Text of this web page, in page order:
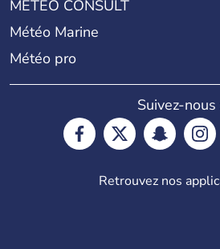
METEO CONSULT
Météo Marine
Météo pro
Suivez-nous
Retrouvez nos